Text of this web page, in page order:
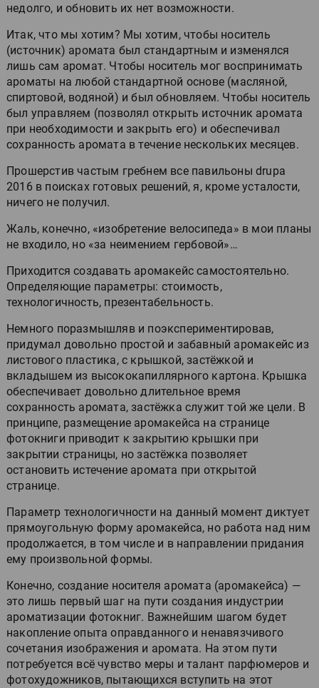
недолго, и обновить их нет возможности.
Итак, что мы хотим? Мы хотим, чтобы носитель
(источник) аромата был стандартным и изменялся
лишь сам аромат. Чтобы носитель мог воспринимать
ароматы на любой стандартной основе (масляной,
спиртовой, водяной) и был обновляем. Чтобы носитель
был управляем (позволял открыть источник аромата
при необходимости и закрыть его) и обеспечивал
сохранность аромата в течение нескольких месяцев.
Прошерстив частым гребнем все павильоны drupa
2016 в поисках готовых решений, я, кроме усталости,
ничего не получил.
Жаль, конечно, «изобретение велосипеда» в мои планы
не входило, но «за неимением гербовой»…
Приходится создавать аромакейс самостоятельно.
Определяющие параметры: стоимость,
технологичность, презентабельность.
Немного поразмышляв и поэкспериментировав,
придумал довольно простой и забавный аромакейс из
листового пластика, с крышкой, застёжкой и
вкладышем из высококапиллярного картона. Крышка
обеспечивает довольно длительное время
сохранность аромата, застёжка служит той же цели. В
принципе, размещение аромакейса на странице
фотокниги приводит к закрытию крышки при
закрытии страницы, но застёжка позволяет
остановить истечение аромата при открытой
странице.
Параметр технологичности на данный момент диктует
прямоугольную форму аромакейса, но работа над ним
продолжается, в том числе и в направлении придания
ему произвольной формы.
Конечно, создание носителя аромата (аромакейса) —
это лишь первый шаг на пути создания индустрии
ароматизации фотокниг. Важнейшим шагом будет
накопление опыта оправданного и ненавязчивого
сочетания изображения и аромата. На этом пути
потребуется всё чувство меры и талант парфюмеров и
фотохудожников, пытающихся вступить на этот